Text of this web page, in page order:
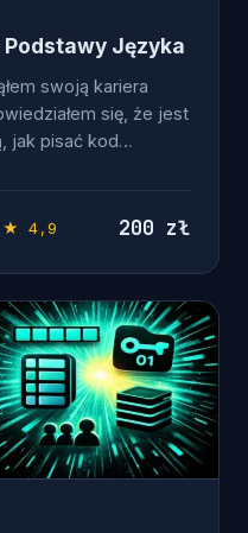
Języka
swoją kariera
się, że jest
jak pisać kod…
4,9 200 zł